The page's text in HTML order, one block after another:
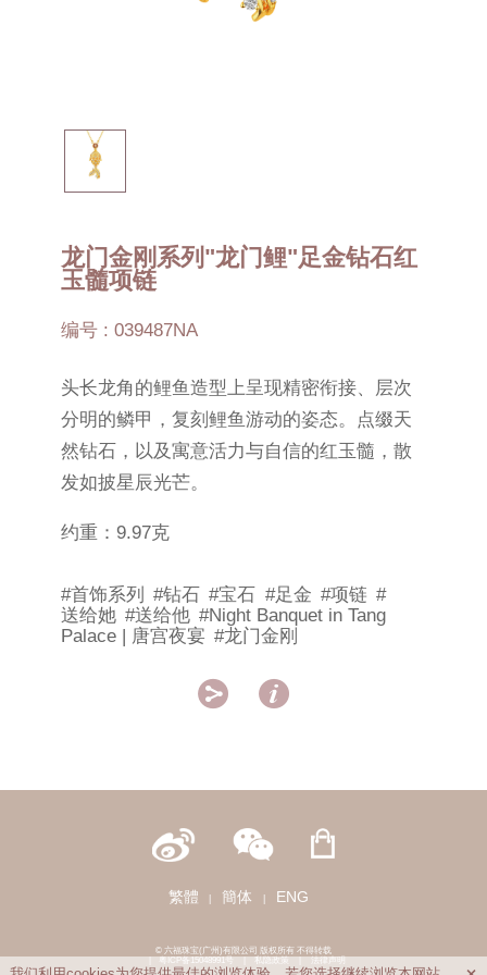
龙门金刚系列"龙门鲤"足金钻石红
玉髓项链
编号 : 039487NA
头长龙角的鲤鱼造型上呈现精密衔接、层次
分明的鳞甲，复刻鲤鱼游动的姿态。点缀天
然钻石，以及寓意活力与自信的红玉髓，散
发如披星辰光芒。
约重：9.97克
#首饰系列 #钻石 #宝石 #足金 #项链 #
送给她 #送给他 #Night Banquet in Tang
Palace | 唐宫夜宴 #龙门金刚
 
繁體 簡体 ENG
© 六福珠宝(广州)有限公司 版权所有 不得转载
|
粤ICP备15048991号 | 私隐政策 | 法律声明